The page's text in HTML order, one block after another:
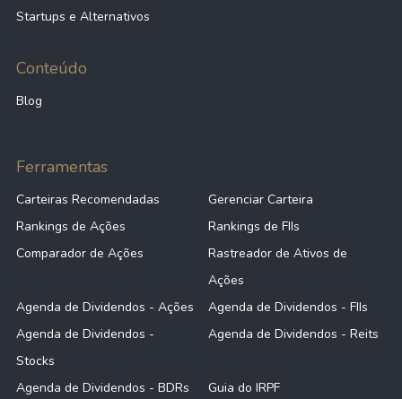
Startups e Alternativos
Conteúdo
Blog
Ferramentas
Carteiras Recomendadas
Gerenciar Carteira
Rankings de Ações
Rankings de FIIs
Comparador de Ações
Rastreador de Ativos de
Ações
Agenda de Dividendos - Ações
Agenda de Dividendos - FIIs
Agenda de Dividendos -
Stocks
Agenda de Dividendos - Reits
Agenda de Dividendos - BDRs Guia do IRPF